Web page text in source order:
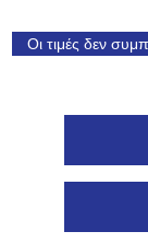
Οι τιμές δεν